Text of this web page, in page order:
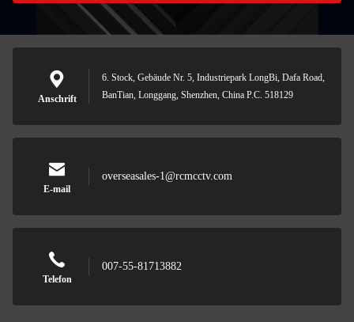
Anschrift
6. Stock, Gebäude Nr. 5, Industriepark LongBi, Dafa Road,
BanTian, Longgang, Shenzhen, China P.C. 518129
E-mail
overseasales-1@rcmcctv.com
Telefon
007-55-81713882